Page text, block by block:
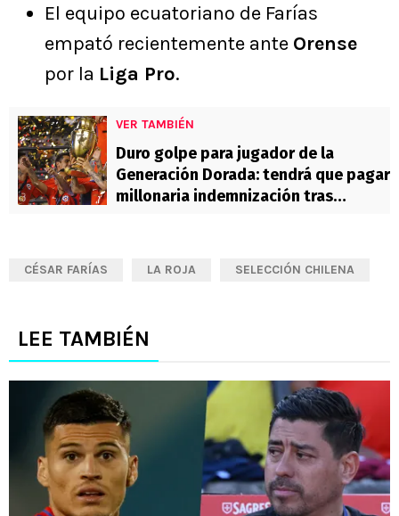
El equipo ecuatoriano de Farías
empató recientemente ante Orense
por la Liga Pro.
VER TAMBIÉN
Duro golpe para jugador de la
Generación Dorada: tendrá que pagar
millonaria indemnización tras
CÉSAR FARÍAS LA ROJA SELECCIÓN CHILENA
LEE TAMBIÉN